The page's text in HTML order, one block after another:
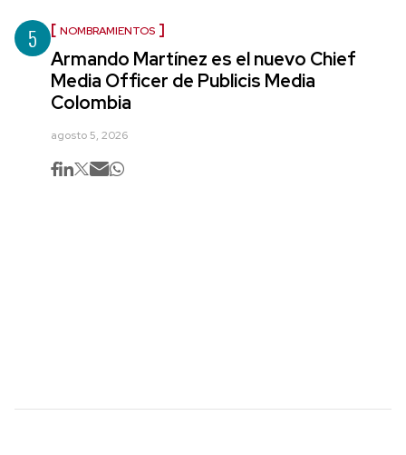
5 NOMBRAMIENTOS
Armando Martínez es el nuevo Chief
Media Officer de Publicis Media
Colombia
agosto 5, 2026